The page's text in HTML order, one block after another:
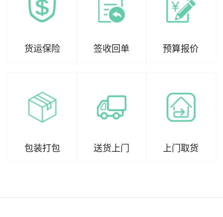
货运保险 签收回单 预算报价
包装打包 送货上门 上门取货